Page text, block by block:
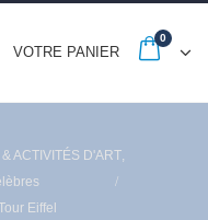
VOTRE PANIER
0
ACTIVITÉS D'ART
Eiffel